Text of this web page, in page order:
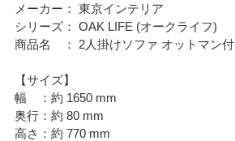
メーカー： 東京インテリア
シリーズ： OAK LIFE (オークライフ)
商品名 ： 2人掛けソファ オットマン付
【サイズ】
幅 ：約 1650 mm
奥行：約 80 mm
高さ：約 770 mm